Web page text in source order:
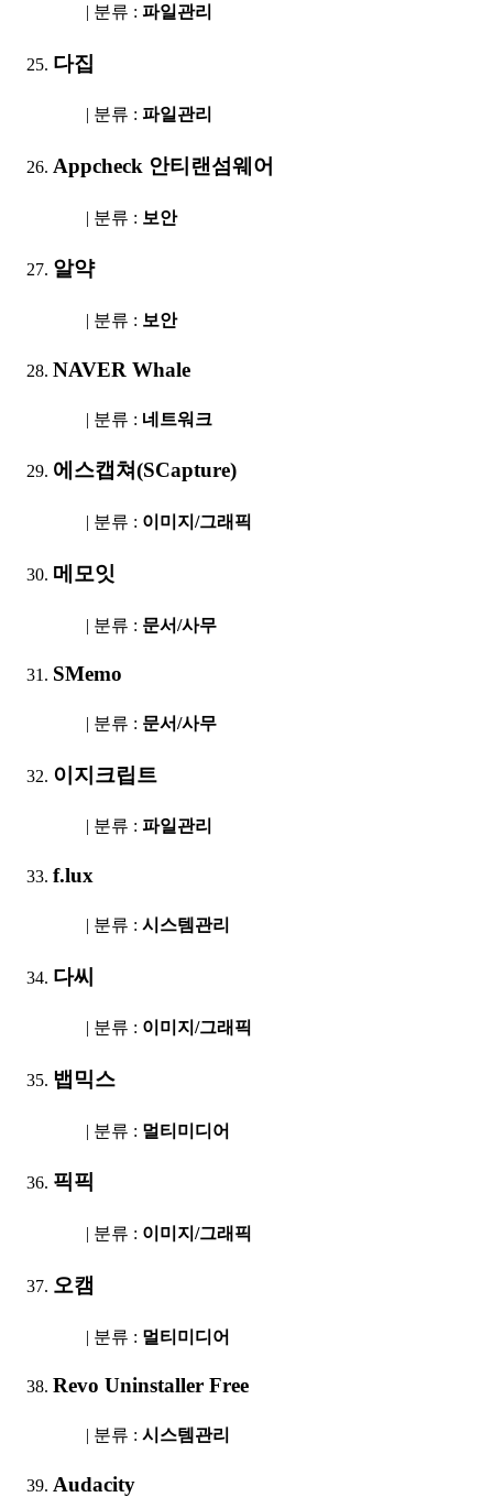
| 분류 : 파일관리
다집
| 분류 : 파일관리
Appcheck 안티랜섬웨어
| 분류 : 보안
알약
| 분류 : 보안
NAVER Whale
| 분류 : 네트워크
에스캡쳐(SCapture)
| 분류 : 이미지/그래픽
메모잇
| 분류 : 문서/사무
SMemo
| 분류 : 문서/사무
이지크립트
| 분류 : 파일관리
f.lux
| 분류 : 시스템관리
다씨
| 분류 : 이미지/그래픽
뱁믹스
| 분류 : 멀티미디어
픽픽
| 분류 : 이미지/그래픽
오캠
| 분류 : 멀티미디어
Revo Uninstaller Free
| 분류 : 시스템관리
Audacity